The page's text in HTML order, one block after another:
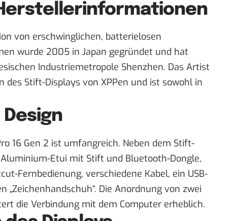
von erschwinglichen, batterielosen
wurde 2005 in Japan gegründet und hat
Industriemetropole Shenzhen. Das Artist
des Stift-Displays von XPPen und ist sowohl in
16 Gen 2 ist umfangreich. Neben dem Stift-
Etui mit Stift und Bluetooth-Dongle,
Fernbedienung, verschiedene Kabel, ein USB-
„Zeichenhandschuh“. Die Anordnung von zwei
die Verbindung mit dem Computer erheblich.